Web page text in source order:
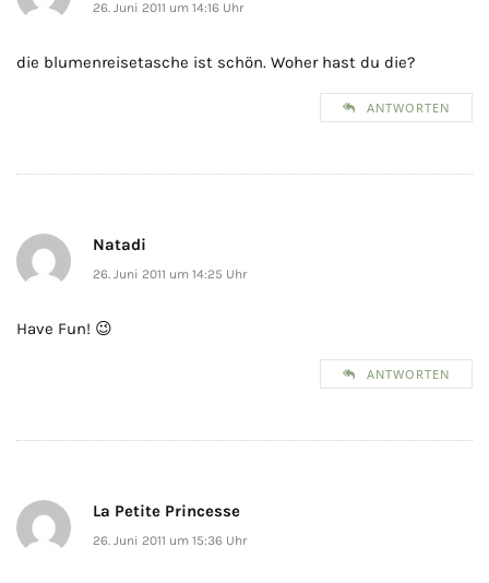
26. Juni 2011 um 14:16 Uhr
die blumenreisetasche ist schön. Woher hast du die?
ANTWORTEN
Natadi
26. Juni 2011 um 14:25 Uhr
Have Fun! 😉
ANTWORTEN
La Petite Princesse
26. Juni 2011 um 15:36 Uhr